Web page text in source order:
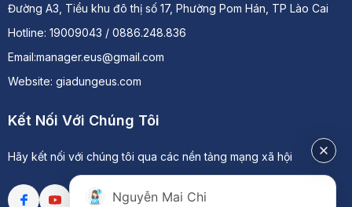
Đường A3, Tiểu khu đô thị số 17, Phường Pom Hán, TP Lào Cai
Hotline: 19009043 / 0886.248.836
Email:manager.eus@gmail.com
Website: giadungeus.com
Kết Nối Với Chúng Tôi
Hãy kết nối với chúng tôi qua các nền tảng mạng xã hội
Nguyễn Mai Chi